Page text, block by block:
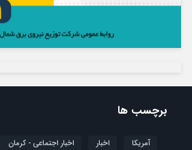
برچسب ها
آمریکا اخبار اخبار اجتماعی - کرمان